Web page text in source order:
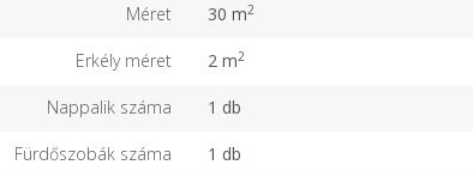
Méret 30 m2
Erkély méret 2 m2
Nappalik száma 1 db
Fürdőszobák száma 1 db